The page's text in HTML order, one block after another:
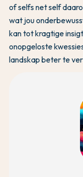
of selfs net self
wat jou
kan tot kragtige
onopgeloste
landskap beter te